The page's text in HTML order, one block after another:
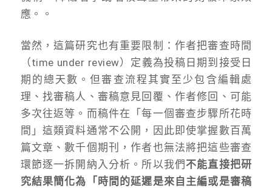
應。。
當然，這篇研究也有重要限制：作者把審查時間
（time under review）定義為投稿日期到接受日
期的總天數。但審查流程其實至少包含編輯處
理、找審稿人、審稿意見回覆、作者修回、可能
多次往返等。而稿件在「每一個審查步驟所花時
間」這類資料通常不公開，因此即使掌握數百萬
篇文章、數千個期刊，作者也無法將把這些審查
環節逐一拆開納入分析。所以我們不能直接把研
究結果簡化為「時間的延遲是來自主編或是審稿